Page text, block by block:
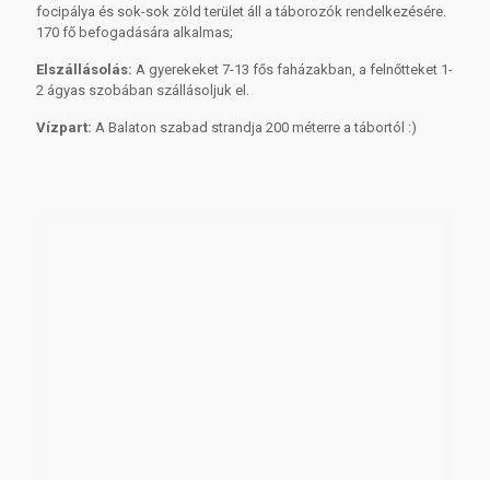
focipálya és sok-sok zöld terület áll a táborozók rendelkezésére.
170 fő befogadására alkalmas;
Elszállásolás: A gyerekeket 7-13 fős faházakban, a felnőtteket 1-
2 ágyas szobában szállásoljuk el.
Vízpart: A Balaton szabad strandja 200 méterre a tábortól :)